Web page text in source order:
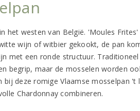
het westen van België. 'Moules
wijn of witbier gekookt, de pan
met een ronde structuur.
begrip, maar de mosselen worden
bij deze romige Vlaamse mosselpan
Chardonnay combineren.